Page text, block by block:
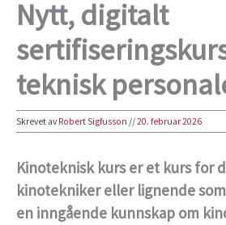
Nytt, digitalt
teknisk
Skrevet avRobert Sigfusson //20. februar 2026
Kinoteknisk kurs er et kurs for
kinotekniker eller lignende
en inngående kunnskap om